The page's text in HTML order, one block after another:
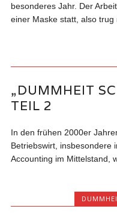
besonderes Jahr. Der
einer Maske statt, also
„DUMMHEIT
TEIL 2
In den frühen 2000er
Betriebswirt, insbesondere
Accounting im Mittelstand,